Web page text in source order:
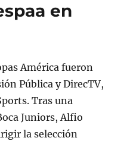
en
América fueron
Pública y DirecTV,
Tras una
Juniors, Alfio
la selección